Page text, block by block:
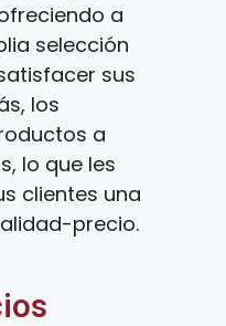
a
selección
sus
los
a
lo que les
clientes una
precio.